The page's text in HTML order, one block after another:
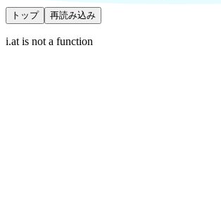
トップ 再読み込み
i.at is not a function